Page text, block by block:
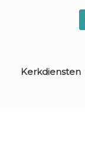
Kerkdiensten